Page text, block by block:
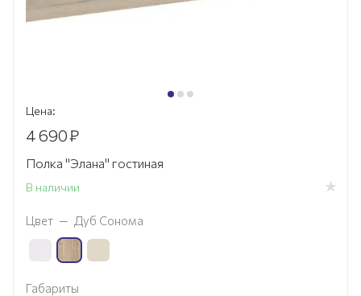
Цена:
4 690₽
Полка "Элана" гостиная
В наличии
Цвет — Дуб Сонома
Габариты